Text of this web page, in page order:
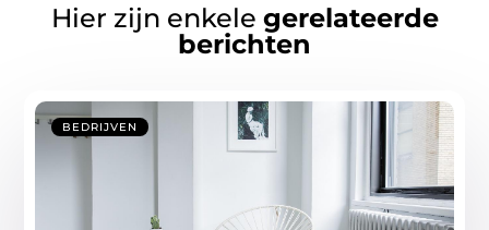
Hier zijn enkele gerelateerde
berichten
BEDRIJVEN